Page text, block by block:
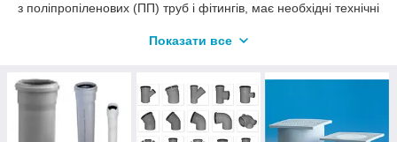
з поліпропіленових (ПП) труб і фітингів, має необхідні технічні
тривалого транспортування стічних вод різної температури і
Основні переваги каналізаційних труб і фітингів з
поліпропілену:
- Стійкість до корозії;
Показати все